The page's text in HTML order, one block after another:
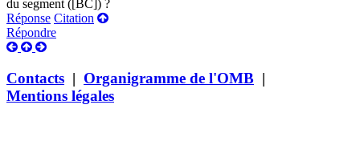
du segment ([BC]) ?
Réponse Citation
Répondre
Contacts | Organigramme de l'OMB |
Mentions légales